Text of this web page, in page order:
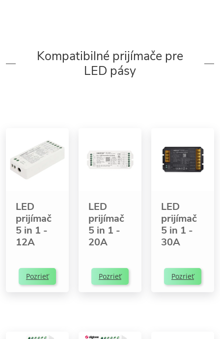
Kompatibilné prijímače pre
LED pásy
LED
prijímač
5 in 1 -
12A
Pozrieť
LED
prijímač
5 in 1 -
20A
Pozrieť
LED
prijímač
5 in 1 -
30A
Pozrieť